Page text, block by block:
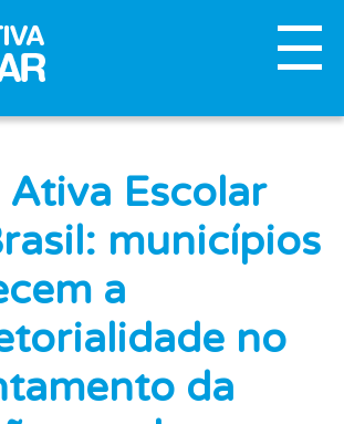
Ativa Escolar
municípios
a
no
da